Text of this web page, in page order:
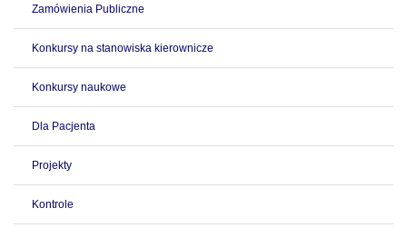
Zamówienia Publiczne
Konkursy na stanowiska kierownicze
Konkursy naukowe
Dla Pacjenta
Projekty
Kontrole